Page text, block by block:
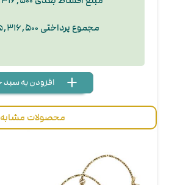
مجموع پرداختی ۳۵,۳۱۶,۵۰۰ تومان
delete
remove
add
محصولات مشابه